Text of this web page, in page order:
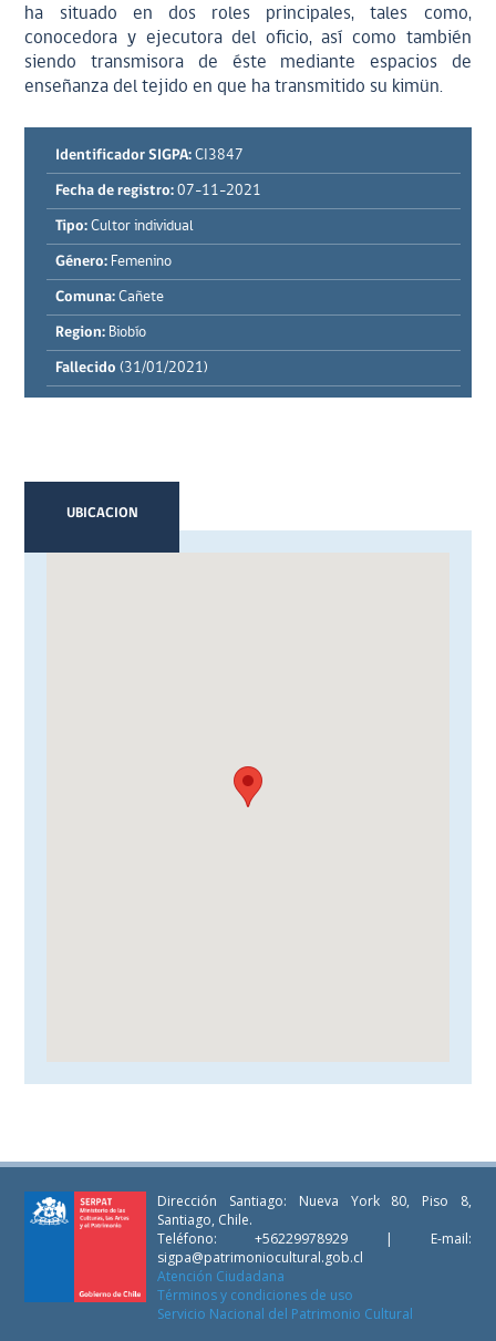
ha situado en dos roles principales, tales como,
conocedora y ejecutora del oficio, así como también
siendo transmisora de éste mediante espacios de
enseñanza del tejido en que ha transmitido su kimün.
Identificador SIGPA: CI3847
Fecha de registro: 07-11-2021
Tipo: Cultor individual
Género: Femenino
Comuna: Cañete
Region: Biobío
Fallecido (31/01/2021)
UBICACION
Dirección Santiago: Nueva York 80, Piso 8,
Santiago, Chile.
Teléfono: +56229978929 | E-mail:
sigpa@patrimoniocultural.gob.cl
Atención Ciudadana
Términos y condiciones de uso
Servicio Nacional del Patrimonio Cultural